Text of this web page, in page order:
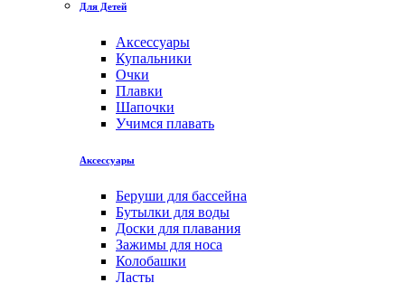
Для Детей
Аксессуары
Купальники
Очки
Плавки
Шапочки
Учимся плавать
Аксессуары
Беруши для бассейна
Бутылки для воды
Доски для плавания
Зажимы для носа
Колобашки
Ласты